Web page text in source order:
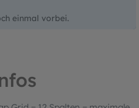
einmal vorbei.